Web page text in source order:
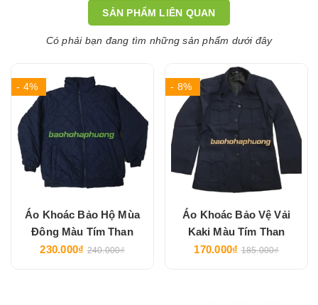
SẢN PHẨM LIÊN QUAN
Có phải bạn đang tìm những sản phẩm dưới đây
- 4%
Áo Khoác Bảo Hộ Mùa
Đông Màu Tím Than
230.000₫ 240.000₫
- 8%
Áo Khoác Bảo Vệ Vải
Kaki Màu Tím Than
170.000₫ 185.000₫